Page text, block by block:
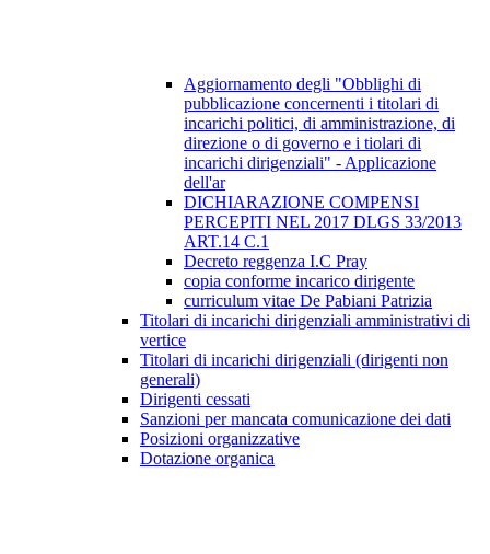
Aggiornamento degli "Obblighi di
pubblicazione concernenti i titolari di
incarichi politici, di amministrazione, di
direzione o di governo e i tiolari di
incarichi dirigenziali" - Applicazione
dell'ar
DICHIARAZIONE COMPENSI
PERCEPITI NEL 2017 DLGS 33/2013
ART.14 C.1
Decreto reggenza I.C Pray
copia conforme incarico dirigente
curriculum vitae De Pabiani Patrizia
Titolari di incarichi dirigenziali amministrativi di
vertice
Titolari di incarichi dirigenziali (dirigenti non
generali)
Dirigenti cessati
Sanzioni per mancata comunicazione dei dati
Posizioni organizzative
Dotazione organica